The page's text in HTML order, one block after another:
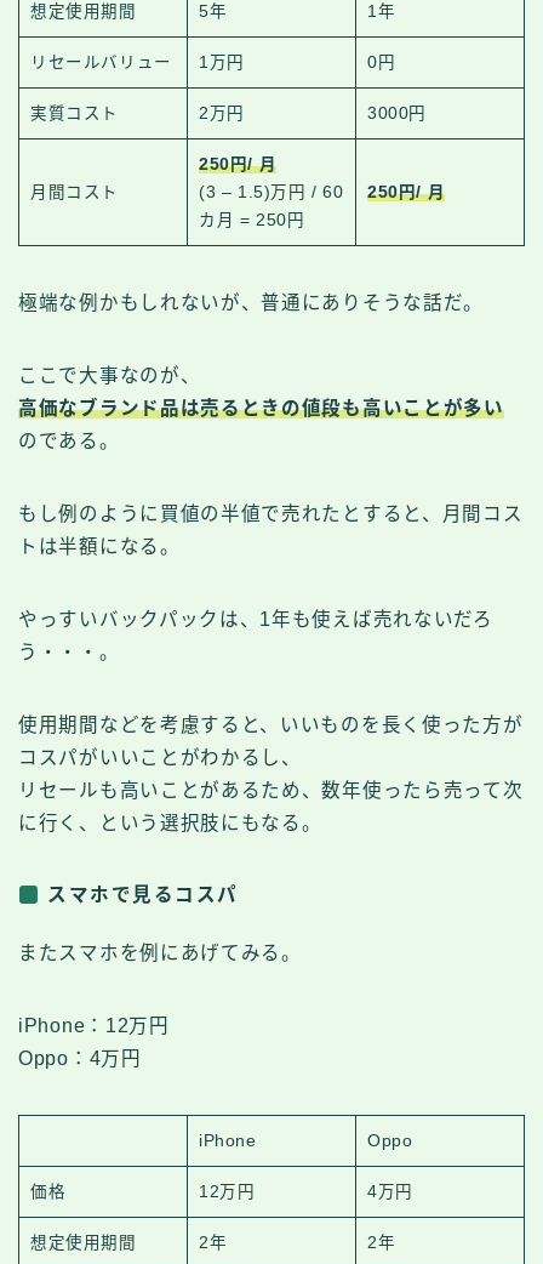
想定使用期間 5年 1年
リセールバリュー 1万円 0円
実質コスト 2万円 3000円
月間コスト
250円/ 月
(3 – 1.5)万円 / 60
カ月 = 250円
250円/ 月
極端な例かもしれないが、普通にありそうな話だ。
ここで大事なのが、
高価なブランド品は売るときの値段も高いことが多い
のである。
もし例のように買値の半値で売れたとすると、月間コス
トは半額になる。
やっすいバックパックは、1年も使えば売れないだろ
う・・・。
使用期間などを考慮すると、いいものを長く使った方が
コスパがいいことがわかるし、
リセールも高いことがあるため、数年使ったら売って次
に行く、という選択肢にもなる。
スマホで見るコスパ
またスマホを例にあげてみる。
iPhone：12万円
Oppo：4万円
iPhone Oppo
価格 12万円 4万円
想定使用期間 2年 2年